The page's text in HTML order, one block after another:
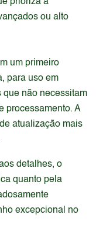
ou alto
um primeiro
para uso em
que não necessitam
processamento. A
atualização mais
detalhes, o
quanto pela
excepcional no